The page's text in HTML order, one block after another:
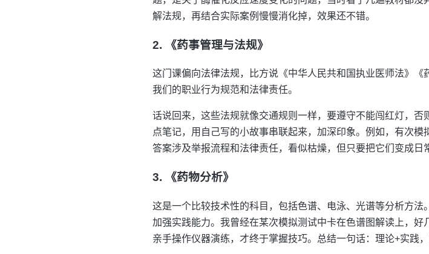
解法规，再结合实际案例慢慢消化掉，效果还不错。
2. 《药事管理与法规》
这门课偏向法律法规，比方说《中华人民共和国执业医师法》
我们的职业行为规范和法律责任。
话说回来，这些法规就像交通规则一样，要遵守不能闯红灯，
点笔记，用自己写的小故事串联起来，加深印象。例如，有次模
答案涉及举报流程和法律责任，看似枯燥，但只要把它们变成日
3. 《药物分析》
这是一个比较技术性的科目，包括色谱、电泳、光谱等分析方法
加强实践能力。我曾经在某次模拟测试中卡在色谱图解读上，
亲手操作仪器演练，才终于掌握技巧。总结一句话：理论+实践，